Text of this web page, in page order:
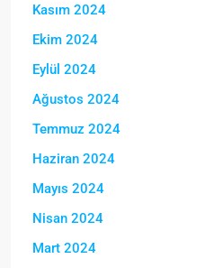
Kasım 2024
Ekim 2024
Eylül 2024
Ağustos 2024
Temmuz 2024
Haziran 2024
Mayıs 2024
Nisan 2024
Mart 2024